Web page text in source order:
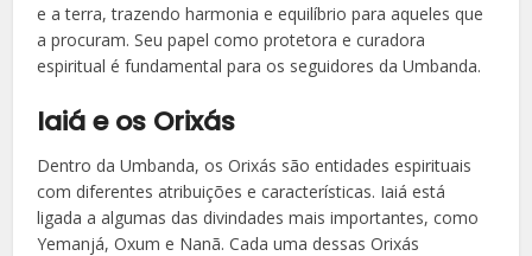
e a terra, trazendo harmonia e equilíbrio para aqueles que
a procuram. Seu papel como protetora e curadora
espiritual é fundamental para os seguidores da Umbanda.
Iaiá e os Orixás
Dentro da Umbanda, os Orixás são entidades espirituais
com diferentes atribuições e características. Iaiá está
ligada a algumas das divindades mais importantes, como
Yemanjá, Oxum e Nanã. Cada uma dessas Orixás